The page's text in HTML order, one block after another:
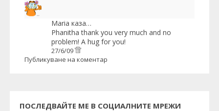
Maria каза…
Phanitha thank you very much and no
problem! A hug for you!
27/6/09
Публикуване на коментар
ПОСЛЕДВАЙТЕ МЕ В СОЦИАЛНИТЕ МРЕЖИ